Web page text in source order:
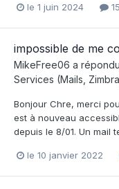
le 1 juin 2024
impossible de me
MikeFree06 a
Services (Mails,
Bonjour Chre, merci
est à nouveau
depuis le 8/01. Un mail
le 10 janvier 2022